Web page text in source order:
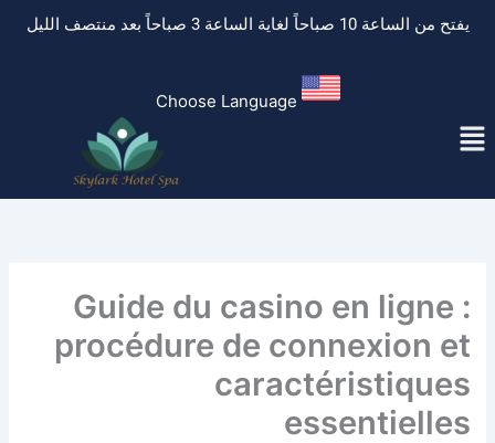
يفتح من الساعة 10 صباحاً لغاية الساعة 3 صباحاً بعد منتصف الليل
القائمة
Guide du casino en ligne :
procédure de connexion et
caractéristiques
essentielles